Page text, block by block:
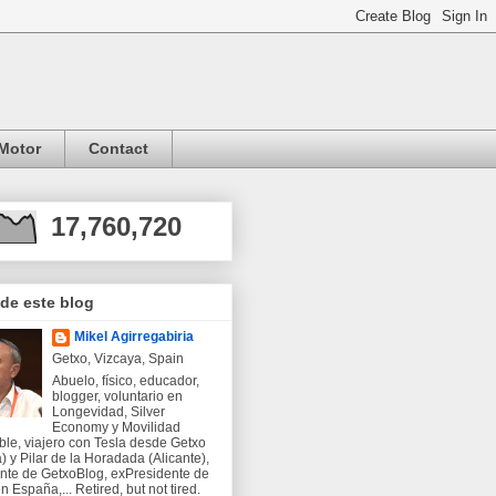
Contact
17,760,720
este blog
Mikel Agirregabiria
Getxo, Vizcaya, Spain
Abuelo, físico, educador,
blogger, voluntario en
Longevidad, Silver
Economy y Movilidad
viajero con Tesla desde Getxo
y Pilar de la Horadada (Alicante),
de GetxoBlog, exPresidente de
España,... Retired, but not tired.